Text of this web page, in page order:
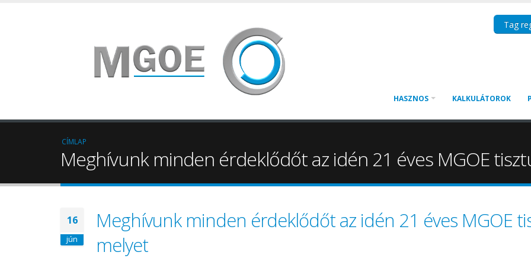
Tag
HASZNOS KALKULÁTOROK
CÍMLAP
Meghívunk minden érdeklődőt az idén 21 éves MGOE
16
jún
Meghívunk minden érdeklődőt az idén 21 éves MGOE
melyet